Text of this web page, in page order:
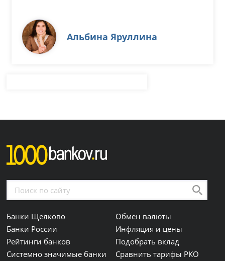
Альбина Яруллина
Банки Щелково
Банки России
Рейтинги банков
Системно значимые банки
Обмен валюты
Инфляция и цены
Подобрать вклад
Сравнить тарифы РКО